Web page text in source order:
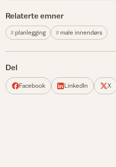
Relaterte emner
planlegging male innendørs
Del
Facebook LinkedIn X